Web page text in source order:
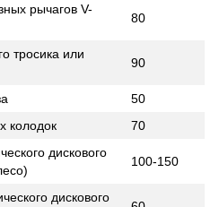
рычагов V-
80
тросика или
90
50
колодок 70
дискового
100-150
дискового